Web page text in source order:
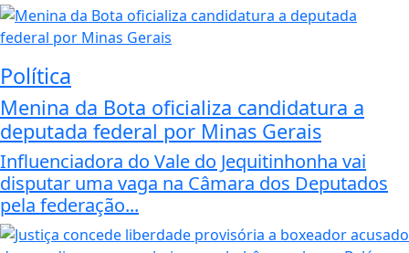
Política
Menina da Bota oficializa candidatura a
deputada federal por Minas Gerais
Influenciadora do Vale do Jequitinhonha vai
disputar uma vaga na Câmara dos Deputados
pela federação...